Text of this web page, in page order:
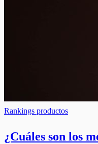
Rankings productos
¿Cuáles son los